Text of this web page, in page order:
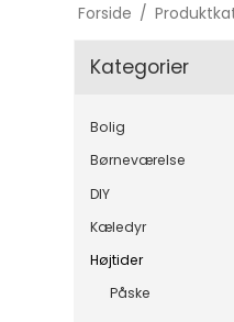
Forside /
Kategorier
Bolig
Børneværelse
DIY
Kæledyr
Højtider
Påske